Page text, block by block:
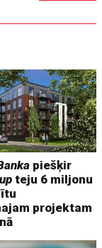
piešķir
teju 6 miljonu
projektam